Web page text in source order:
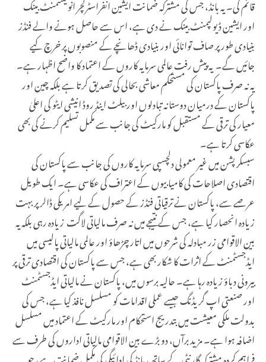
قائم کی۔ یہ بانڈ، جس کی مشترکہ ضمانت ایشین انفراسٹرکچر انویسٹمنٹ بینک
اور ایشین ڈیولپمنٹ بینک نے دی ہے، اس سے حاصل ہونے والے فنڈز
بنیادی طور پر صاف توانائی اور بنیادی ڈھانچے کے منصوبوں پر خرچ کیے
جائیں گے۔ یہ پیش رفت عالمی سرمایہ کاروں کے اعتماد کا واضح اظہار ہے۔
یہ نہ صرف پاکستان کی مستحکم معاشی بحالی کی تصدیق کرتا ہے بلکہ چین اور
پاکستان کے درمیان دوستانہ تبادلوں اور بیلٹ اینڈ روڈ انیشی ایٹو کی اعلیٰ
معیار کی ترقی کے مستقبل کو مارکیٹ کی جانب سے مکمل تسلیم کرنے کی بھی
عکاسی کرتا ہے۔
سبسکرپشن میں غیر معمولی دلچسپی سرمایہ کاروں کی جانب سے پاکستان کی
اقتصادی اصلاحات کی کامیابیوں کے اعتراف کی عکاسی ہے۔ ایک طویل
عرصے سے، پاکستان نے ترقیاتی فنڈز کے حصول کے لیے امریکی ڈالر پر بہت
زیادہ انحصار کیا ہے، جس کے نتیجے میں نہ صرف مالیاتی لاگت زیادہ رہی بلکہ یہ
بین الاقوامی زر مبادلہ کی شرحوں میں اتار چڑھاؤ اور عالمی مالیاتی پالیسی میں
ایڈجسٹمنٹ کے اثرات کا شکار بھی ہے، جس سے پاکستان کی اقتصادی ترقی پر
بیرونی دباؤ زیادہ رہا ہے۔ حالیہ برسوں میں، پاکستان نے مالیاتی ایڈجسٹمنٹ
اور صنعتی اپ گریڈنگ جیسے عملی اقدامات کو مسلسل نافذ کیا ہے، جس کی
بدولت ملکی معیشت میں بتدریج استحکام اور مارکیٹ کے اعتماد میں مسلسل
اضافہ ہوا ہے۔ مزید برآں، دو بڑے بین الاقوامی مالیاتی اداروں کی طرف سے